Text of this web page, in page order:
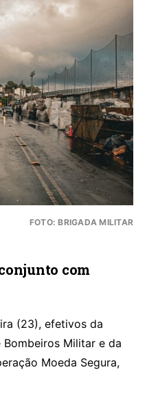
FOTO: BRIGADA MILITAR
com
(23), efetivos da
Militar e da
Moeda Segura,